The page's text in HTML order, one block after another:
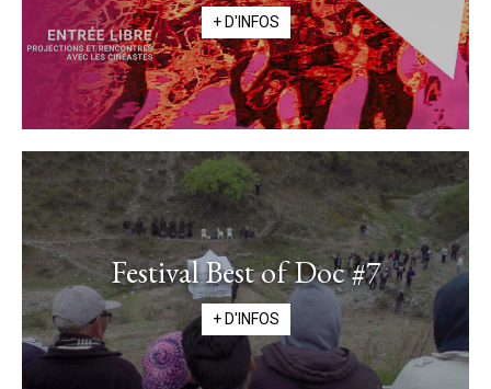
+ D'INFOS
Festival Best of Doc #7
+ D'INFOS